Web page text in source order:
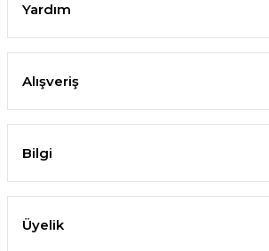
Yardım
Alışveriş
Bilgi
Üyelik